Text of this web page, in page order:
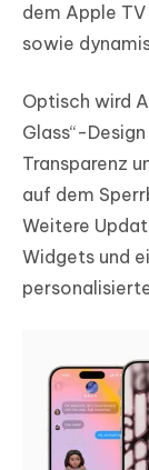
dem Apple
sowie
Optisch wird
Glass“-
Transparenz
auf dem
Weitere
Widgets und